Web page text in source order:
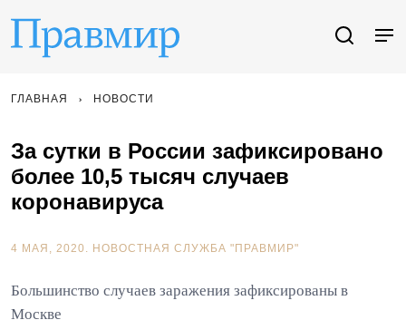
ГЛАВНАЯ НОВОСТИ
За сутки в России зафиксировано
более 10,5 тысяч случаев
коронавируса
4 МАЯ, 2020. НОВОСТНАЯ СЛУЖБА "ПРАВМИР"
Большинство случаев заражения зафиксированы в
Москве